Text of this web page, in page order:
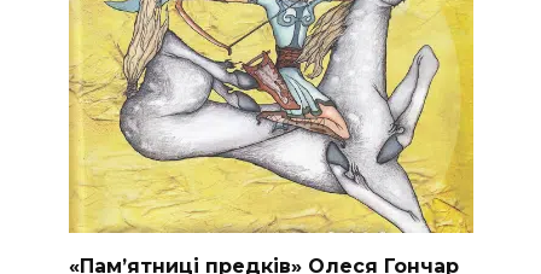
«Пам’ятниці предків» Олеся Гончар